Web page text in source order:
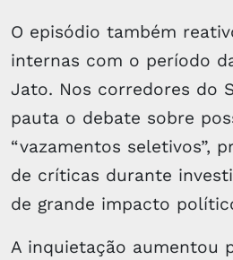
O episódio também
internas com o período
Jato. Nos corredores do
pauta o debate sobre
“vazamentos seletivos”,
de críticas durante
de grande impacto
A inquietação aumentou